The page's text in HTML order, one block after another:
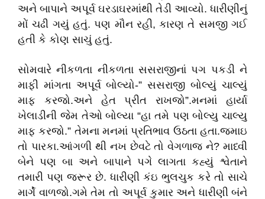
અને બાપાને અપૂર્વ ઘરડાઘરમાંથી તેડી આવ્યો. ધારીણીનું
મોં ચઢી ગયું હતું. પણ મૌન રહી, કારણ તે સમજી ગઈ
હતી કે કોણ સાચું હતું.
સોમવારે નીકળતા નીકળતા સસરાજીનાં પગ પકડી ને
માફી માંગતા અપૂર્વ બોલ્યો-” સસરાજી બોલ્યું ચાલ્યું
માફ કરજો.અને હેત પ્રીત રાખજો”.મનમાં હાર્યા
ખેલાડીની જેમ તેઓ બોલ્યા “હા તમે પણ બોલ્યુ ચાલ્યુ
માફ કરજો.” તેમના મનમાં પ્રતિભાવ ઉઠતા હતા.જમાઇ
તો પારકા.આંગળી થી નખ છેવટે તો વેગળાજ ને? માધ્વી
બેને પણ બા અને બાપાને પગે લાગતા કહ્યું શ્વેતાને
તમારી પણ જરૂર છે. ધારીણી કંઇ ભુલચુક કરે તો સાચે
માર્ગે વાળજો.ગમે તેમ તો અપૂર્વ કુમાર અને ધારીણી બંને